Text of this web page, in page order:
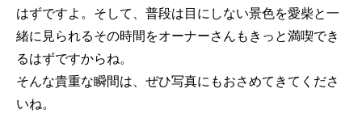
はずですよ。そして、普段は目にしない景色を愛柴と一
緒に見られるその時間をオーナーさんもきっと満喫でき
るはずですからね。
そんな貴重な瞬間は、ぜひ写真にもおさめてきてくださ
いね。